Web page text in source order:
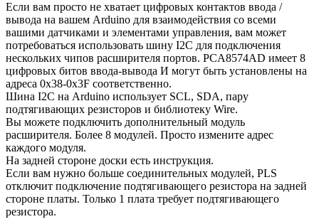
Если вам просто не хватает цифровых контактов ввода /
вывода на вашем Arduino для взаимодействия со всеми
вашими датчиками и элементами управления, вам может
потребоваться использовать шину I2C для подключения
нескольких чипов расширителя портов. PCA8574AD имеет 8
цифровых битов ввода-вывода И могут быть установлены на
адреса 0x38-0x3F соответственно.
Шина I2C на Arduino использует SCL, SDA, пару
подтягивающих резисторов и библиотеку Wire.
Вы можете подключить дополнительный модуль
расширителя. Более 8 модулей. Просто измените адрес
каждого модуля.
На задней стороне доски есть инструкция.
Если вам нужно больше соединительных модулей, PLS
отключит подключение подтягивающего резистора на задней
стороне платы. Только 1 плата требует подтягивающего
резистора.